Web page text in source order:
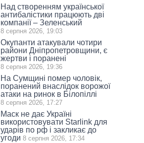
Над створенням української
антибалістики працюють дві
компанії – Зеленський
8 серпня 2026, 19:03
Окупанти атакували чотири
райони Дніпропетровщини, є
жертви і поранені
8 серпня 2026, 19:36
На Сумщині помер чоловік,
поранений внаслідок ворожої
атаки на ринок в Білопіллі
8 серпня 2026, 17:27
Маск не дає Україні
використовувати Starlink для
ударів по рф і закликає до
угоди 8 серпня 2026, 17:34